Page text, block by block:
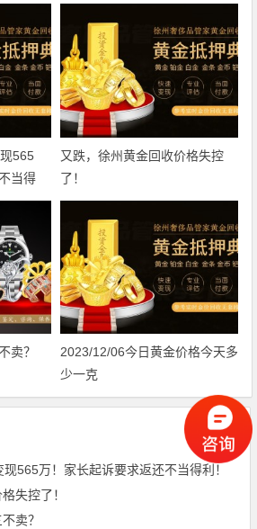
565
当得
又跌，徐州黄金回收价格失控
了！
卖？
2023/12/06今日黄金价格今天多
少一克
565万！家长起诉要求返还不当得利！
失控了！
卖？